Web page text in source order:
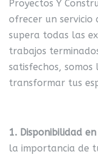
Proyectos Y
ofrecer un servicio
supera todas las
trabajos
satisfechos,
transformar tus
1. Disponibilidad
la importancia de